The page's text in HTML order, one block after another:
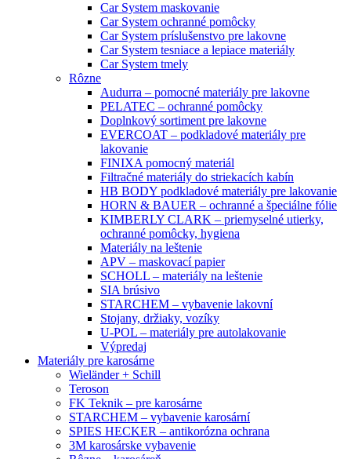
Car System maskovanie
Car System ochranné pomôcky
Car System príslušenstvo pre lakovne
Car System tesniace a lepiace materiály
Car System tmely
Rôzne
Audurra – pomocné materiály pre lakovne
PELATEC – ochranné pomôcky
Doplnkový sortiment pre lakovne
EVERCOAT – podkladové materiály pre
lakovanie
FINIXA pomocný materiál
Filtračné materiály do striekacích kabín
HB BODY podkladové materiály pre lakovanie
HORN & BAUER – ochranné a špeciálne fólie
KIMBERLY CLARK – priemyselné utierky,
ochranné pomôcky, hygiena
Materiály na leštenie
APV – maskovací papier
SCHOLL – materiály na leštenie
SIA brúsivo
STARCHEM – vybavenie lakovní
Stojany, držiaky, vozíky
U-POL – materiály pre autolakovanie
Výpredaj
Materiály pre karosárne
Wieländer + Schill
Teroson
FK Teknik – pre karosárne
STARCHEM – vybavenie karosární
SPIES HECKER – antikorózna ochrana
3M karosárske vybavenie